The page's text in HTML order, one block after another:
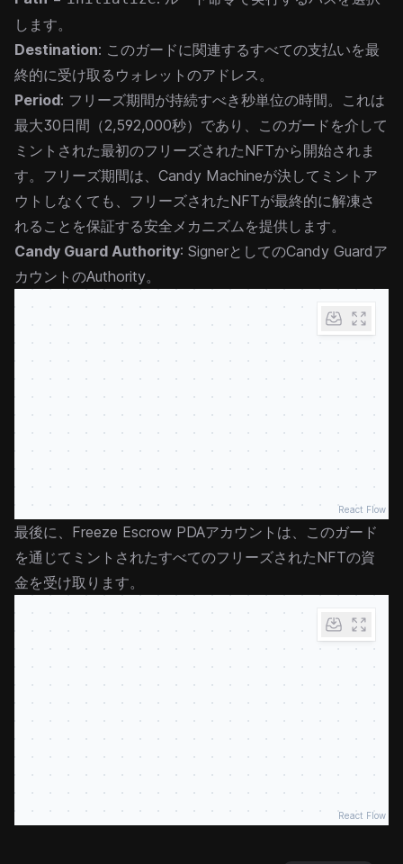
します。
Destination: このガードに関連するすべての支払いを最
終的に受け取るウォレットのアドレス。
Period: フリーズ期間が持続すべき秒単位の時間。これは
最大30日間（2,592,000秒）であり、このガードを介して
ミントされた最初のフリーズされたNFTから開始されま
す。フリーズ期間は、Candy Machineが決してミントア
ウトしなくても、フリーズされたNFTが最終的に解凍さ
れることを保証する安全メカニズムを提供します。
Candy Guard Authority: SignerとしてのCandy Guardア
カウントのAuthority。
React Flow
最後に、Freeze Escrow PDAアカウントは、このガード
を通じてミントされたすべてのフリーズされたNFTの資
金を受け取ります。
React Flow